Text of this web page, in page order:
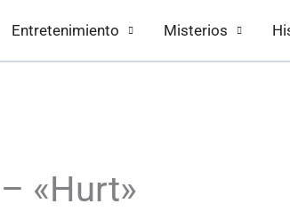
Entretenimiento Misterios
«Hurt»